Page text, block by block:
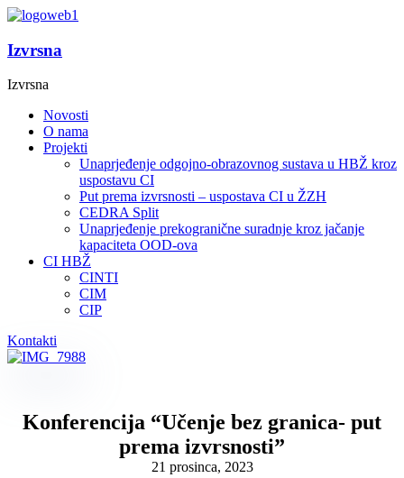
Izvrsna
Izvrsna
Novosti
O nama
Projekti
Unaprjeđenje odgojno-obrazovnog sustava u HBŽ kroz
uspostavu CI
Put prema izvrsnosti – uspostava CI u ŽZH
CEDRA Split
Unaprjeđenje prekogranične suradnje kroz jačanje
kapaciteta OOD-ova
CI HBŽ
CINTI
CIM
CIP
Kontakti
Konferencija “Učenje bez granica- put
prema izvrsnosti”
21 prosinca, 2023